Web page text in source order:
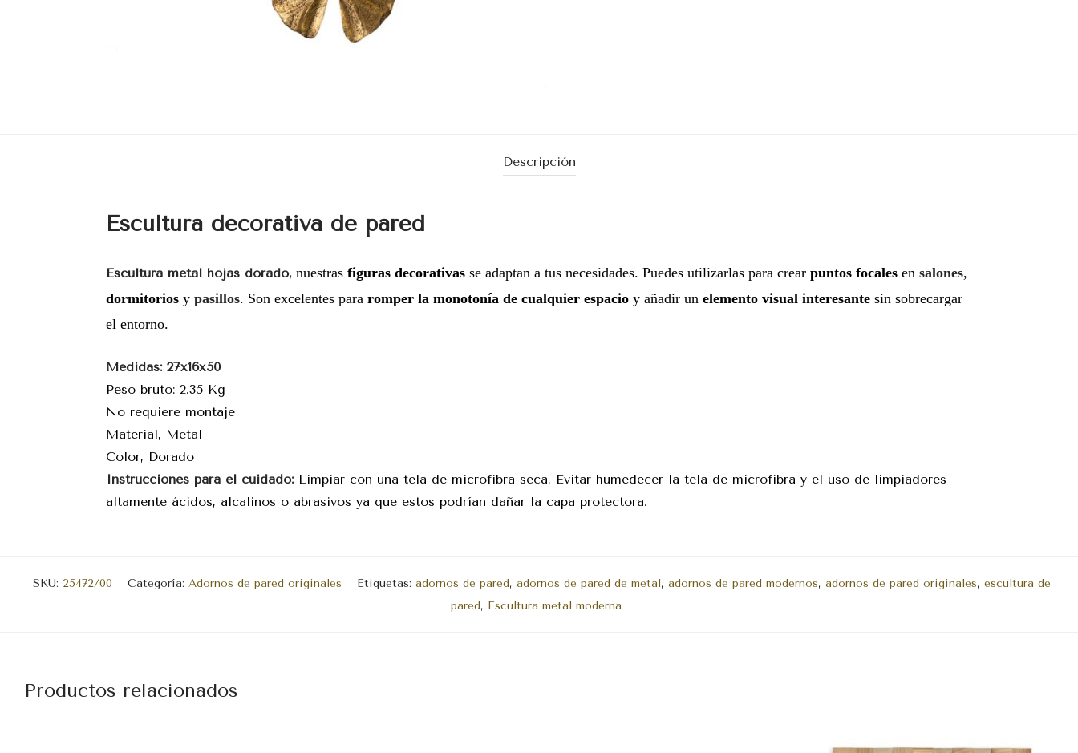
Descripción
Escultura decorativa de pared
Escultura metal hojas dorado, nuestras figuras decorativas se adaptan a tus necesidades. Puedes utilizarlas para crear puntos focales en salones,
dormitorios y pasillos. Son excelentes para romper la monotonía de cualquier espacio y añadir un elemento visual interesante sin sobrecargar
el entorno.
Medidas: 27x16x50
Peso bruto: 2.35 Kg
No requiere montaje
Material, Metal
Color, Dorado
Instrucciones para el cuidado: Limpiar con una tela de microfibra seca. Evitar humedecer la tela de microfibra y el uso de limpiadores
altamente ácidos, alcalinos o abrasivos ya que estos podrían dañar la capa protectora.
SKU: 25472/00 Categoría: Adornos de pared originales Etiquetas: adornos de pared, adornos de pared de metal, adornos de pared modernos, adornos de pared originales, escultura de
pared, Escultura metal moderna
Productos relacionados